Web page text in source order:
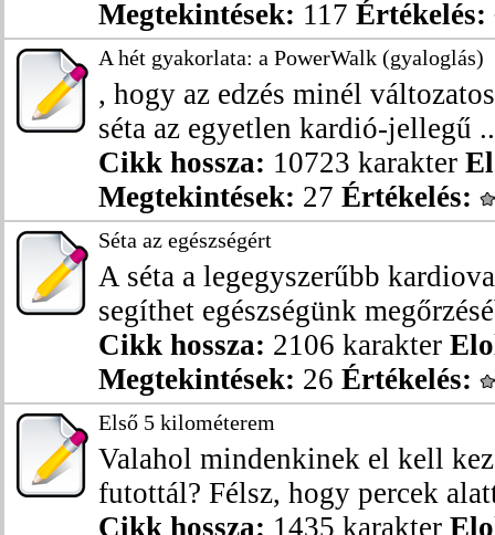
Megtekintések: 117 Értékelés:
A hét gyakorlata: a PowerWalk (gyaloglás)
, hogy az edzés minél
séta az egyetlen kardió-jellegű
Cikk hossza: 10723 karakter
Megtekintések: 27 Értékelés:
Séta az egészségért
A séta a legegyszerűbb
segíthet egészségünk
Cikk hossza: 2106 karakter
Megtekintések: 26 Értékelés:
Első 5 kilométerem
Valahol mindenkinek el kell
futottál? Félsz, hogy percek
Cikk hossza: 1435 karakter